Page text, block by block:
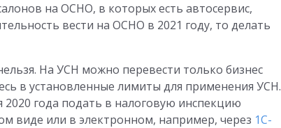
на ОСНО, в которых есть автосервис,
вести на ОСНО в 2021 году, то делать
На УСН можно перевести только бизнес
в установленные лимиты для применения УСН.
года подать в налоговую инспекцию
виде или в электронном, например, через 1С-